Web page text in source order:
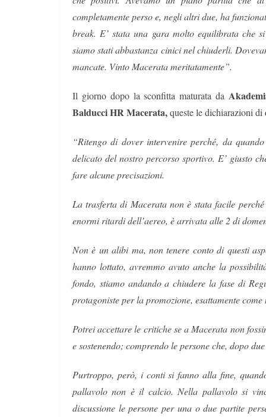
completamente perso e, negli altri due, ha
break. E’ stata una gara molto equilibrata che
siamo stati abbastanza cinici nel chiuderli.
mancate. Vinto Macerata meritatamente”.
Il giorno dopo la sconfitta maturata da
Balducci HR Macerata,queste le dichiarazioni di
“Ritengo di dover intervenire perché, da
delicato del nostro percorso sportivo. E’ giusto
fare alcune precisazioni.
La trasferta di Macerata non è stata facile
enormi ritardi dell’aereo, è arrivata alle 2 di
Non è un alibi ma, non tenere conto di questi
hanno lottato, avremmo avuto anche la
fondo, stiamo andando a chiudere la fase di
protagoniste per la promozione, esattamente come
Potrei accettare le critiche se a Macerata non
e sostenendo; comprendo le persone che, dopo
Purtroppo, però, i conti si fanno alla fine,
pallavolo non è il calcio. Nella pallavolo si
discussione le persone per una o due partite